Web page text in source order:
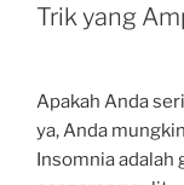
Trik yang
Apakah Anda
ya, Anda
Insomnia adalah